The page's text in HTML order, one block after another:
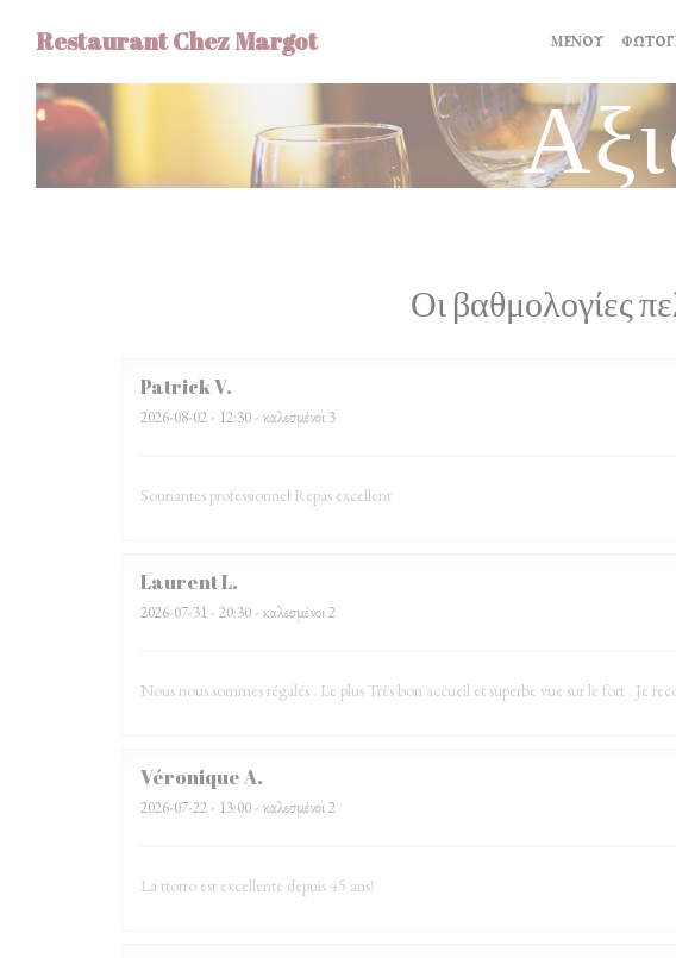
Restaurant Chez Margot ΜΕΝΟΎ
Οι βαθμολογίες
PatrickV
2026-08-02 - 12:30 - καλεσμένοι 3
Souriantes professionnel Repas excellent
LaurentL
2026-07-31 - 20:30 - καλεσμένοι 2
Nous nous sommes régalés . Le plus Très bon accueil et superbe vue sur le fort . Je
VéroniqueA
2026-07-22 - 13:00 - καλεσμένοι 2
La ttorro est excellente depuis 45 ans!